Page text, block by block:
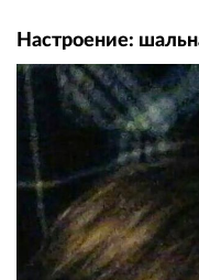
Настроение: